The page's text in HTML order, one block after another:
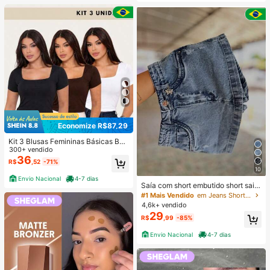
Economize R$87,29
Kit 3 Blusas Femininas Básicas Bab
y Look Blusinha Decote Quadrado
Manga Curta Cropped Suplex Com
Forro Modeladora Casual Versátil Bl
ogueira
300+ vendido
R$36 ,52 -71%
Envio Nacional 4-7 dias
10
Saía com short embutido short saia
jeans
#1 Mais Vendido
em Jeans Shorts Femininos
4,6k+ vendido
R$29 ,99 -85%
Envio Nacional 4-7 dias